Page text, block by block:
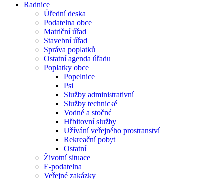
Radnice
Úřední deska
Podatelna obce
Matriční úřad
Stavební úřad
Správa poplatků
Ostatní agenda úřadu
Poplatky obce
Popelnice
Psi
Služby administrativní
Služby technické
Vodné a stočné
Hřbitovní služby
Užívání veřejného prostranství
Rekreační pobyt
Ostatní
Životní situace
E-podatelna
Veřejné zakázky